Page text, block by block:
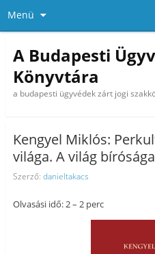
Menü
A Budapesti
Könyvtára
a budapesti ügyvédek zárt jogi
Kengyel Miklós:
világa. A világ
Szerző: danieltakacs
Olvasási idő: 2 – 2 perc